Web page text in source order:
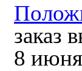
заказ
8